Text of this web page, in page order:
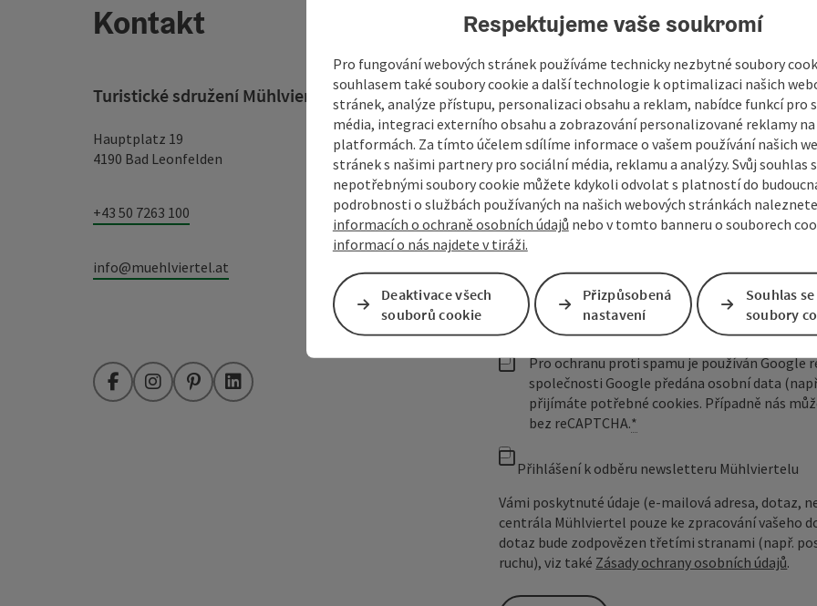
Kontakt
Turistické sdružení Mühlviertel
Hauptplatz 19
4190 Bad Leonfelden
+43 50 7263 100
info@muehlviertel.at
FacebookInstagramPinterestLinkedIn
Vaše zpráva pro
Mühlviertel
Pole označená*jsou povinná
křestní jméno, jméno příjmení
nezávazná poptávka
Pro ochranu proti spamu je používán Google
společnosti Google předána osobní data
přijímáte potřebné cookies. Případně nás
bez reCAPTCHA.*
Přihlášení k odběru newsletteru Mühlviertelu
Vámi poskytnuté údaje (e-mailová adresa, dotaz,
centrála Mühlviertel pouze ke zpracování vašeho
dotaz bude zodpovězen třetími stranami (např.
ruchu), viz také Zásady ochrany osobních údajů.
Respektujeme vaše soukromí
Pro fungování webových stránek používáme technicky nezbytné soubory
souhlasem také soubory cookie a další technologie k optimalizaci našich
stránek, analýze přístupu, personalizaci obsahu a reklam, nabídce funkcí pro
média, integraci externího obsahu a zobrazování personalizované reklamy
platformách. Za tímto účelem sdílíme informace o vašem používání našich
stránek s našimi partnery pro sociální média, reklamu a analýzy. Svůj souhlas
nepotřebnými soubory cookie můžete kdykoli odvolat s platností do
podrobnosti o službách používaných na našich webových stránkách
informacích o ochraně osobních údajů nebo v tomto banneru o souborech
informací o nás najdete v tiráži.
Deaktivace všech
souborů cookie
Přizpůsobená
nastavení
Souhlas
soubory